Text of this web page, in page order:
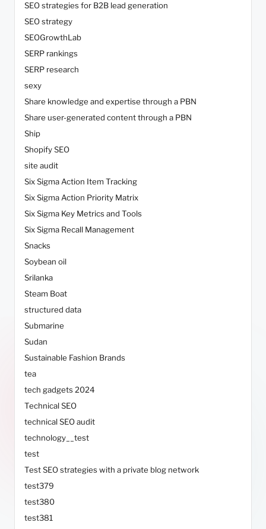
SEO strategies for B2B lead generation
SEO strategy
SEOGrowthLab
SERP rankings
SERP research
sexy
Share knowledge and expertise through a PBN
Share user-generated content through a PBN
Ship
Shopify SEO
site audit
Six Sigma Action Item Tracking
Six Sigma Action Priority Matrix
Six Sigma Key Metrics and Tools
Six Sigma Recall Management
Snacks
Soybean oil
Srilanka
Steam Boat
structured data
Submarine
Sudan
Sustainable Fashion Brands
tea
tech gadgets 2024
Technical SEO
technical SEO audit
technology__test
test
Test SEO strategies with a private blog network
test379
test380
test381